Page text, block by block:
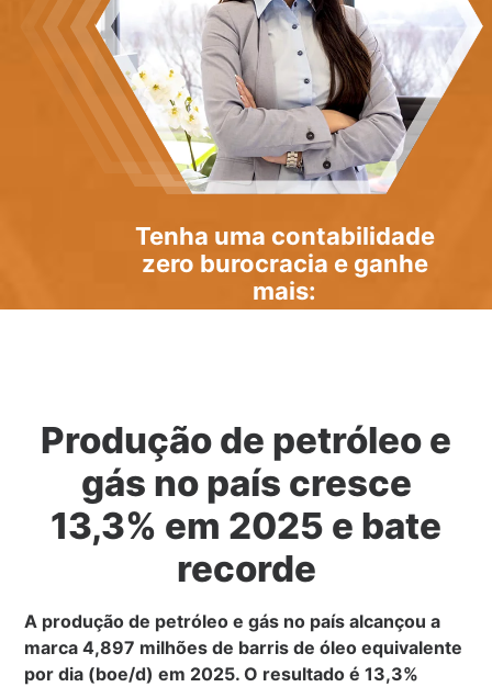
Tenha uma contabilidade
zero burocracia e ganhe
mais:
Produção de petróleo e
gás no país cresce
13,3% em 2025 e bate
recorde
A produção de petróleo e gás no país alcançou a
marca 4,897 milhões de barris de óleo equivalente
por dia (boe/d) em 2025. O resultado é 13,3%